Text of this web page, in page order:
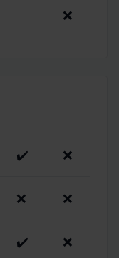
❌
✔️ ❌
❌ ❌
✔️ ❌